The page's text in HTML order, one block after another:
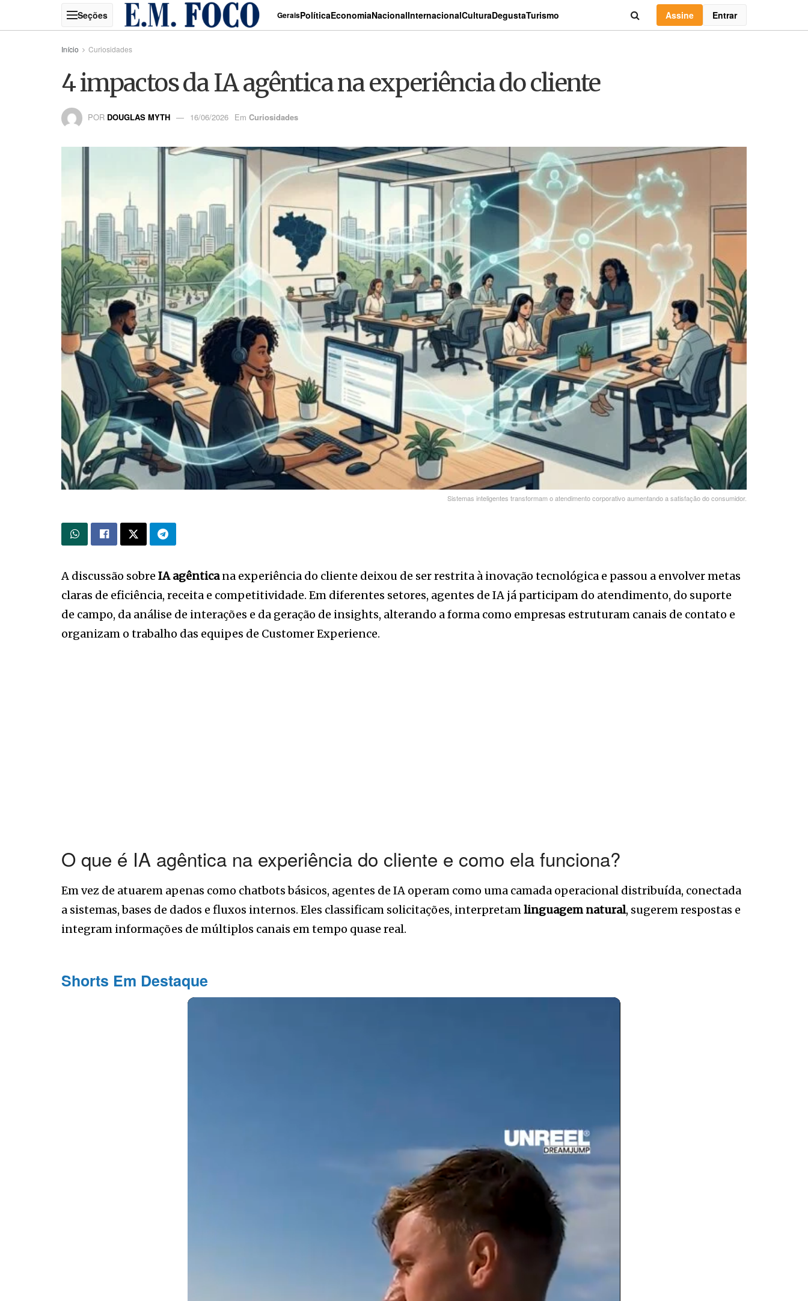
GeraisPolíticaEconomiaNacionalInternacionalCulturaDegustaTurismo Assine Entrar
Início Curiosidades
4 impactos da IA agêntica na experiência do cliente
POR DOUGLAS MYTH 16/06/2026 Em Curiosidades
Sistemas inteligentes transformam o atendimento corporativo aumentando a satisfação do consumidor.
A discussão sobre IA agênticana experiência do cliente deixou de ser restrita à inovação tecnológica e passou a envolver metas
claras de eficiência, receita e competitividade. Em diferentes setores, agentes de IA já participam do atendimento, do suporte
de campo, da análise de interações e da geração de insights, alterando a forma como empresas estruturam canais de contato e
organizam o trabalho das equipes de Customer Experience.
O que é IA agêntica na experiência do cliente e como ela funciona?
Em vez de atuarem apenas como chatbots básicos, agentes de IA operam como uma camada operacional distribuída, conectada
a sistemas, bases de dados e fluxos internos. Eles classificam solicitações, interpretamlinguagem natural, sugerem respostas e
integram informações de múltiplos canais em tempo quase real.
Shorts Em Destaque